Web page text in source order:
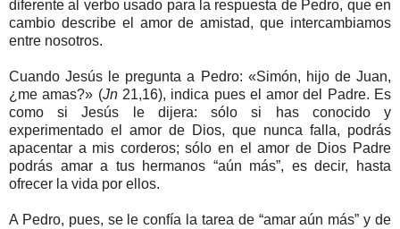
diferente al verbo usado para la respuesta de Pedro, que en
cambio describe el amor de amistad, que intercambiamos
entre nosotros.
Cuando Jesús le pregunta a Pedro: «Simón, hijo de Juan,
¿me amas?» (Jn21,16), indica pues el amor del Padre. Es
como si Jesús le dijera: sólo si has conocido y
experimentado el amor de Dios, que nunca falla, podrás
apacentar a mis corderos; sólo en el amor de Dios Padre
podrás amar a tus hermanos “aún más”, es decir, hasta
ofrecer la vida por ellos.
A Pedro, pues, se le confía la tarea de “amar aún más” y de